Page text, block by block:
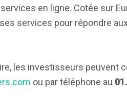
en ligne. Cotée sur
services pour répondre
les investisseurs peuvent
ou par téléphone au